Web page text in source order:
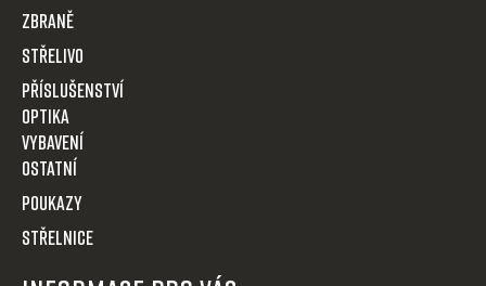
Zbraně
Střelivo
Příslušenství
Optika
VYBAVENÍ
OSTATNÍ
POUKAZY
STŘELNICE